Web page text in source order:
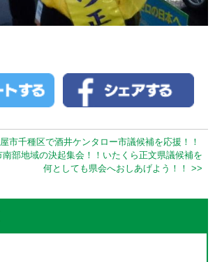
市千種区で酒井ケンタロー市議候補を応援！！
南部地域の決起集会！！いたくら正文県議候補を
何としても県会へおしあげよう！！ >>